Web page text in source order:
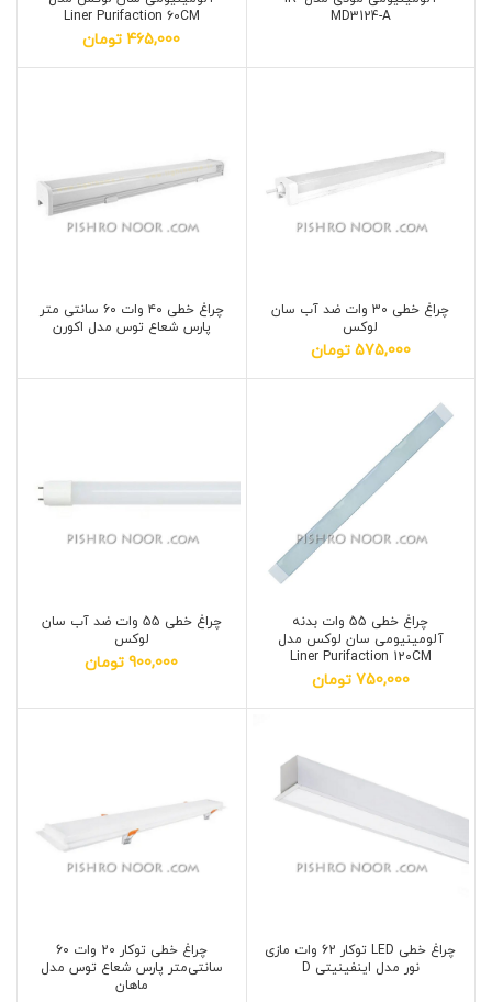
MD3124-A
Liner Purifaction 60CM
465,000 تومان
چراغ خطی 30 وات ضد آب سان
لوکس
575,000 تومان
چراغ خطی ۴۰ وات ۶۰ سانتی متر
پارس شعاع توس مدل اکورن
چراغ خطی 55 وات بدنه
آلومینیومی سان لوکس مدل
Liner Purifaction 120CM
750,000 تومان
چراغ خطی 55 وات ضد آب سان
لوکس
900,000 تومان
چراغ خطی LED توکار 62 وات مازی
نور مدل اینفینیتی D
چراغ خطی توکار 20 وات 60
سانتی‌متر پارس شعاع توس مدل
ماهان